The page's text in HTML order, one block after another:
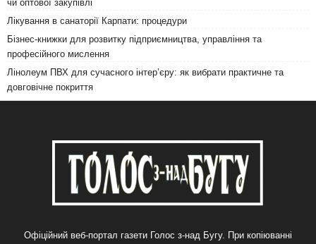
чи оптової закупівлі
Лікування в санаторії Карпати: процедури
Бізнес-книжки для розвитку підприємництва, управління та
професійного мислення
Лінолеум ПВХ для сучасного інтер’єру: як вибрати практичне та
довговічне покриття
Офіційний веб-портал газети Голос з-над Бугу. При копіюванні